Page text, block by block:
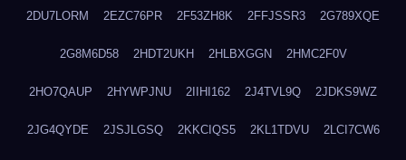
2DU7LORM 2EZC76PR 2F53ZH8K 2FFJSSR3 2G789XQE
2G8M6D58 2HDT2UKH 2HLBXGGN 2HMC2F0V
2HO7QAUP 2HYWPJNU 2IIHI162 2J4TVL9Q 2JDKS9WZ
2JG4QYDE 2JSJLGSQ 2KKCIQS5 2KL1TDVU 2LCI7CW6